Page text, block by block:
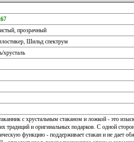
прозрачный
Шильд спектрум
хрусталь
с хрустальным стаканом и ложкой - это
традиций и оригинальных подарков. С одной
функцию - поддерживает стакан и не дает